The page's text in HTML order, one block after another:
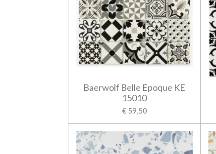
Baerwolf Belle Epoque KE
15010
€ 59,50